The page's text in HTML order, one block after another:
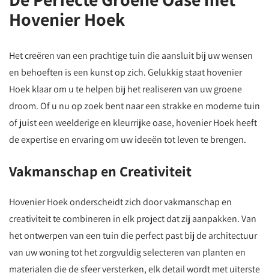
Hovenier Hoek
Het creëren van een prachtige tuin die aansluit bij uw wensen
en behoeften is een kunst op zich. Gelukkig staat hovenier
Hoek klaar om u te helpen bij het realiseren van uw groene
droom. Of u nu op zoek bent naar een strakke en moderne tuin
of juist een weelderige en kleurrijke oase, hovenier Hoek heeft
de expertise en ervaring om uw ideeën tot leven te brengen.
Vakmanschap en Creativiteit
Hovenier Hoek onderscheidt zich door vakmanschap en
creativiteit te combineren in elk project dat zij aanpakken. Van
het ontwerpen van een tuin die perfect past bij de architectuur
van uw woning tot het zorgvuldig selecteren van planten en
materialen die de sfeer versterken, elk detail wordt met uiterste